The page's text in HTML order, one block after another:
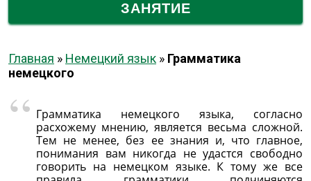
ЗАНЯТИЕ
Главная » Немецкий язык » Грамматика
немецкого
Грамматика немецкого языка, согласно
расхожему мнению, является весьма сложной.
Тем не менее, без ее знания и, что главное,
понимания вам никогда не удастся свободно
говорить на немецком языке. К тому же все